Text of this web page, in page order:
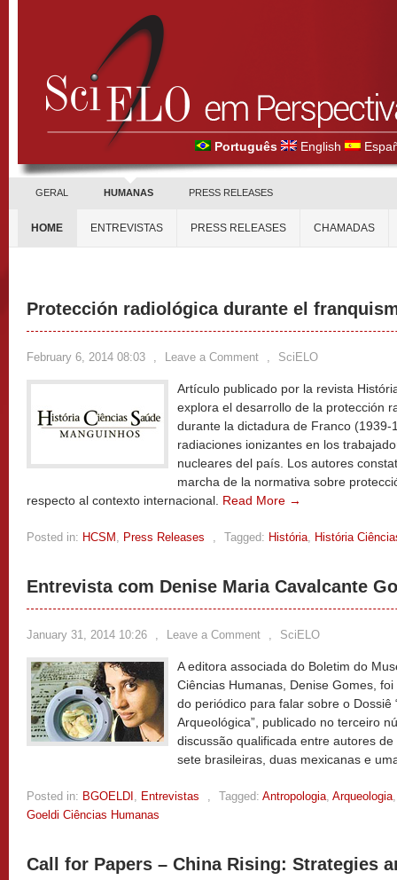
Português English
GERAL HUMANAS PRESS RELEASES
HOME ENTREVISTAS PRESS RELEASES CHAMADAS
Protección radiológica durante el
February 6, 2014 08:03 , Leave a Comment , SciELO
Artículo publicado por la revista
explora el desarrollo de la protección
durante la dictadura de Franco (1939-
radiaciones ionizantes en los
nucleares del país. Los autores
marcha de la normativa sobre
respecto al contexto internacional. Read More →
Posted in: HCSM , Press Releases , Tagged: História, História
Entrevista com Denise Maria Cavalcante
January 31, 2014 10:26 , Leave a Comment , SciELO
A editora associada do Boletim do
Ciências Humanas, Denise Gomes,
do periódico para falar sobre o Dossiê
Arqueológica”, publicado no terceiro
discussão qualificada entre autores
sete brasileiras, duas mexicanas e
Posted in: BGOELDI , Entrevistas , Tagged: Antropologia, Arqueologia
Goeldi Ciências Humanas
Call for Papers – China Rising: Strategies